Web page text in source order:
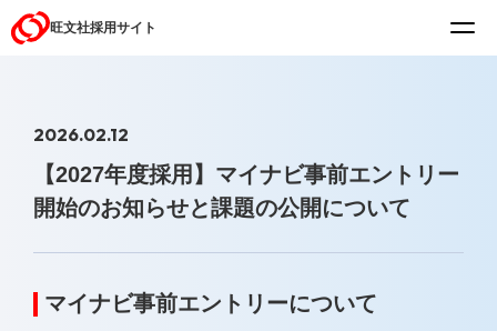
旺文社採用サイト
2026.02.12
【2027年度採用】マイナビ事前エントリー
開始のお知らせと課題の公開について
マイナビ事前エントリーについて